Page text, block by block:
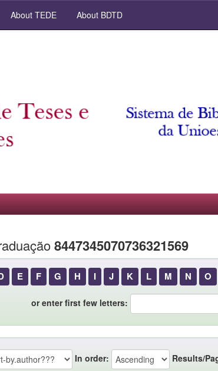
About TEDE About BDTD
8447345070736321569
E F G H I J K L M N O
or enter first few letters:
In order: Results/